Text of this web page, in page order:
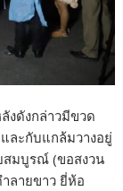
งดังกล่าวมีขวด
ละกับแกล้มวางอยู่
สมบูรณ์ (ขอสงวน
ลายขาว ยี่ห้อ